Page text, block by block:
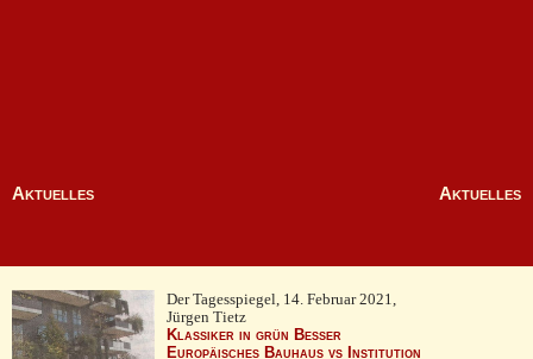
Aktuelles Aktuelles
Der Tagesspiegel, 14. Februar 2021,
Jürgen Tietz
Klassiker in grün Besser
Europäisches Bauhaus vs Institution